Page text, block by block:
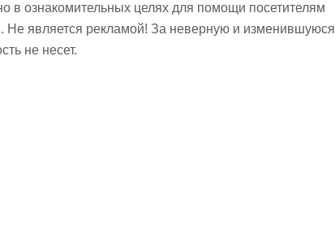
в ознакомительных целях для помощи посетителям
Не является рекламой! За неверную и изменившуюся
не несет.